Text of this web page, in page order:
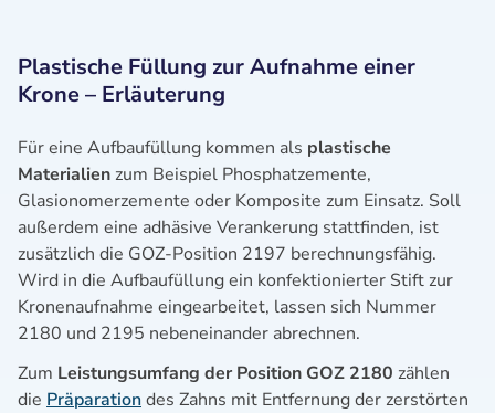
Plastische Füllung zur Aufnahme einer
Krone – Erläuterung
Für eine Aufbaufüllung kommen als plastische
Materialien zum Beispiel Phosphatzemente,
Glasionomerzemente oder Komposite zum Einsatz. Soll
außerdem eine adhäsive Verankerung stattfinden, ist
zusätzlich die GOZ-Position 2197 berechnungsfähig.
Wird in die Aufbaufüllung ein konfektionierter Stift zur
Kronenaufnahme eingearbeitet, lassen sich Nummer
2180 und 2195 nebeneinander abrechnen.
Zum Leistungsumfang der Position GOZ 2180 zählen
die Präparationdes Zahns mit Entfernung der zerstörten